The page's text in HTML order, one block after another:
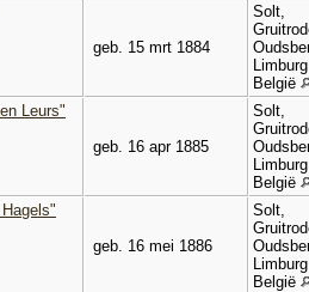
geb. 15 mrt 1884
Solt,
België
Leurs"
geb. 16 apr 1885
Solt,
België
geb. 16 mei 1886
Solt,
België